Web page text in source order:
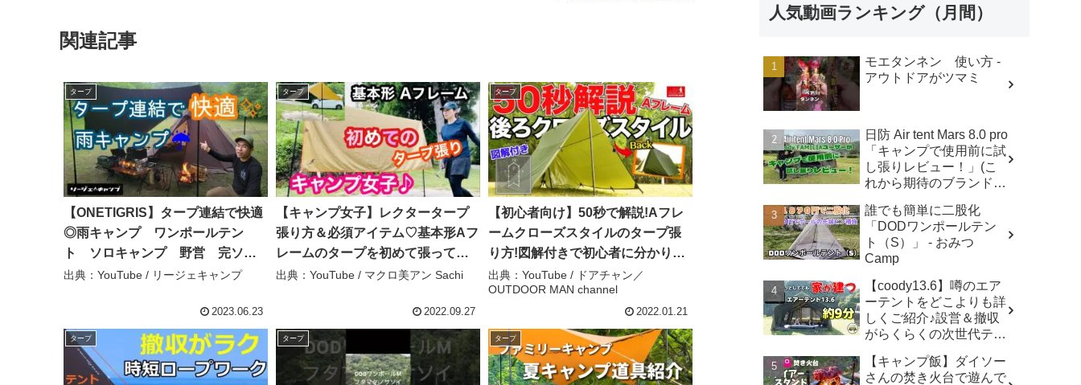
関連記事
タープ
【ONETIGRIS】タープ連結で快適
◎雨キャンプ ワンポールテン
ト ソロキャンプ 野営 完ソロ –
リージェキャンプ
出典：YouTube / リージェキャンプ
2023.06.23
タープ
【キャンプ女子】レクタータープ
張り方＆必須アイテム♡基本形Aフ
レームのタープを初めて張ってみ
た468 – マクロ美アン Sachi
出典：YouTube / マクロ美アン Sachi
2022.09.27
タープ
【初心者向け】50秒で解説!Aフレ
ームクローズスタイルのタープ張
り方!図解付きで初心者に分かりや
すい！ OUTDOOR MAN/アウトド
アマン – ドアチャン／OUTDOOR
出典：YouTube / ドアチャン／
OUTDOOR MAN channel
2022.01.21
タープ タープ タープ
人気動画ランキング（月間）
モエタンネン 使い方 -
アウトドアがツマミ
日防 Air tent Mars 8.0 pro
「キャンプで使用前に試
し張りレビュー！」(こ
れから期待のブランド・
ド・元coodyユーザー) -
YOSHIHIRO
OUTDOORS-AIR TENT
CAMPER
誰でも簡単に二股化
「DODワンポールテン
ト（S）」 - おみつ
Camp
【coody13.6】噂のエア
ーテントをどこよりも詳
しくご紹介♪設営＆撤収
がらくらくの次世代テン
ねるいのば
【キャンプ飯】ダイソー
さんの焚き火台で遊んで